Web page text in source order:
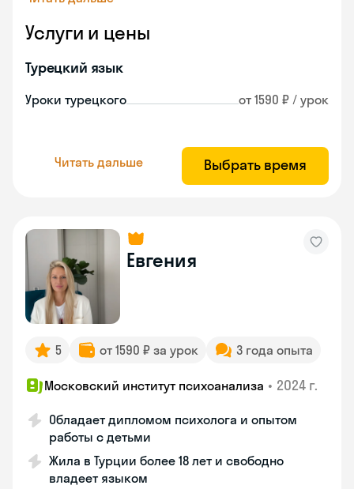
Услуги и цены
Турецкий язык
Уроки турецкого от 1590 ₽ / урок
Читать дальше Выбрать время
Евгения
5 от 1590 ₽ за урок 3 года опыта
Московский институт психоанализа • 2024 г.
Обладает дипломом психолога и опытом
работы с детьми
Жила в Турции более 18 лет и свободно
владеет языком